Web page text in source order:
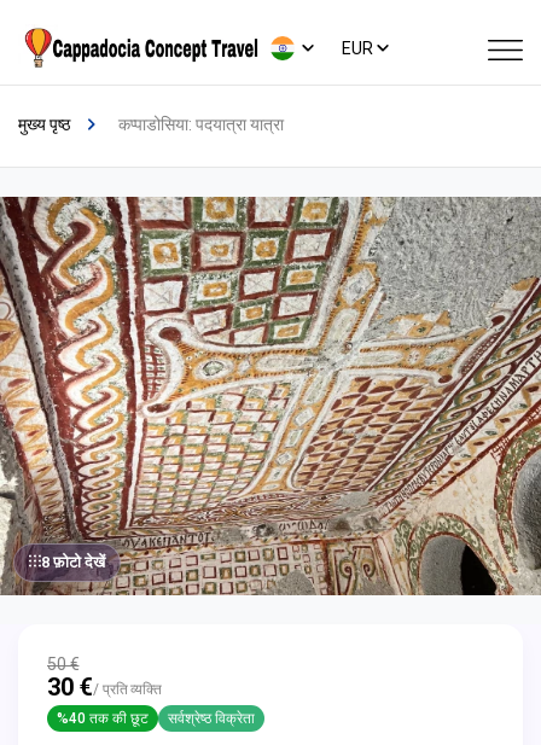
EUR
मुख्य पृष्ठ कप्पाडोसिया: पदयात्रा यात्रा
8 फ़ोटो देखें
50 €
30 €/ प्रति व्यक्ति
%40 तक की छूट
सर्वश्रेष्ठ विक्रेता